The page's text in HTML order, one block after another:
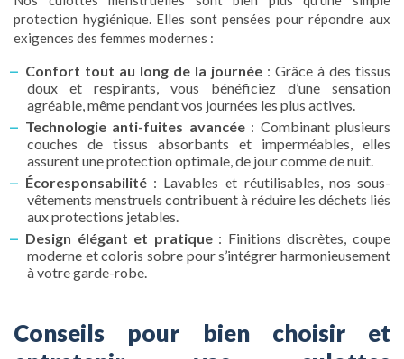
protection hygiénique. Elles sont pensées pour répondre aux
exigences des femmes modernes :
Confort tout au long de la journée : Grâce à des tissus
doux et respirants, vous bénéficiez d’une sensation
agréable, même pendant vos journées les plus actives.
Technologie anti-fuites avancée: Combinant plusieurs
couches de tissus absorbants et imperméables, elles
assurent une protection optimale, de jour comme de nuit.
Écoresponsabilité : Lavables et réutilisables, nos sous-
vêtements menstruels contribuent à réduire les déchets liés
aux protections jetables.
Design élégant et pratique: Finitions discrètes, coupe
moderne et coloris sobre pour s’intégrer harmonieusement
à votre garde-robe.
Conseils pour bien choisir et